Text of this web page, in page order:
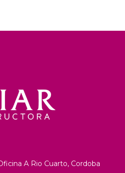
A Rio Cuarto, Cordoba